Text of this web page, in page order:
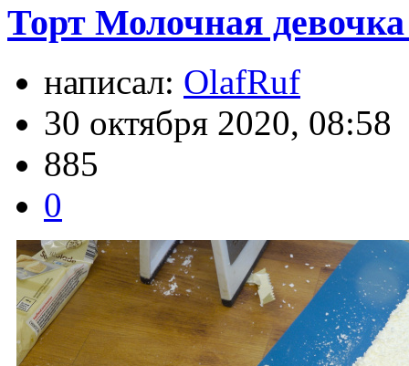
Торт Молочная
написал: OlafRuf
30 октября 2020, 08:58
885
0